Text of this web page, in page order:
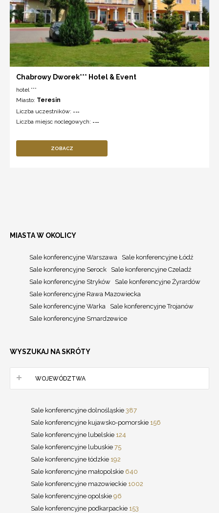
Chabrowy Dworek*** Hotel & Event
hotel ***
Miasto: Teresin
Liczba uczestników: ---
Liczba miejsc noclegowych: ---
ZOBACZ
MIASTA W OKOLICY
Sale konferencyjne Warszawa
Sale konferencyjne Łódź
Sale konferencyjne Serock
Sale konferencyjne Czeladź
Sale konferencyjne Stryków
Sale konferencyjne Żyrardów
Sale konferencyjne Rawa Mazowiecka
Sale konferencyjne Warka
Sale konferencyjne Trojanów
Sale konferencyjne Smardzewice
WYSZUKAJ NA SKRÓTY
WOJEWÓDZTWA
Sale konferencyjne dolnośląskie 387
Sale konferencyjne kujawsko-pomorskie 156
Sale konferencyjne lubelskie 124
Sale konferencyjne lubuskie 75
Sale konferencyjne łódzkie 192
Sale konferencyjne małopolskie 640
Sale konferencyjne mazowieckie 1002
Sale konferencyjne opolskie 96
Sale konferencyjne podkarpackie 153